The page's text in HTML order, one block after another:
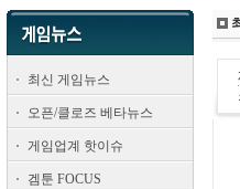
최신 게임뉴스
오픈/클로즈 베타뉴스
게임업계 핫이슈
겜툰 FOCUS